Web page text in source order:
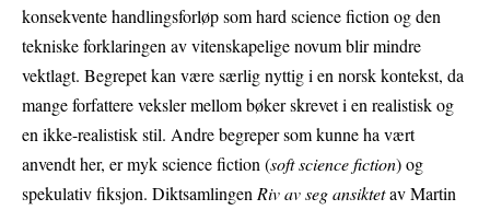
konsekvente handlingsforløp som hard science fiction og den
tekniske forklaringen av vitenskapelige novum blir mindre
vektlagt. Begrepet kan være særlig nyttig i en norsk kontekst, da
mange forfattere veksler mellom bøker skrevet i en realistisk og
en ikke-realistisk stil. Andre begreper som kunne ha vært
anvendt her, er myk science fiction (soft science fiction) og
spekulativ fiksjon. DiktsamlingenRiv av seg ansiktetav Martin